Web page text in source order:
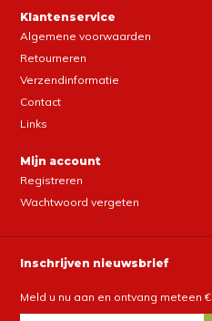
Klantenservice
Algemene voorwaarden
Retourneren
Verzendinformatie
Contact
Links
Mijn account
Registreren
Wachtwoord vergeten
Inschrijven nieuwsbrief
Meld u nu aan en ontvang meteen